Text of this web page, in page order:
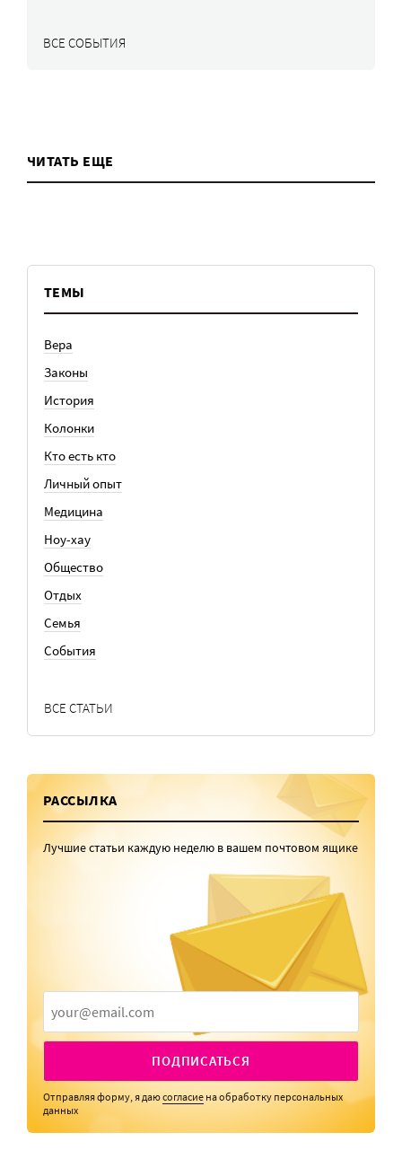
ВСЕ СОБЫТИЯ
ЧИТАТЬ ЕЩЕ
ТЕМЫ
Вера
Законы
История
Колонки
Кто есть кто
Личный опыт
Медицина
Ноу-хау
Общество
Отдых
Семья
События
ВСЕ СТАТЬИ
РАССЫЛКА
Лучшие статьи каждую неделю в вашем почтовом ящике
ПОДПИСАТЬСЯ
Отправляя форму, я даюсогласие на обработку персональных
данных